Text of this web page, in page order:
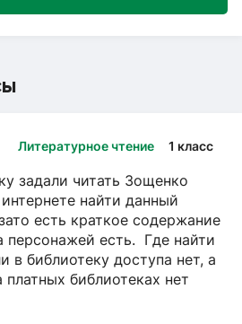
Литературное чтение 1 класс
задали читать Зощенко
найти данный
есть краткое содержание
персонажей есть. Где найти
в библиотеку доступа нет, а
библиотеках нет